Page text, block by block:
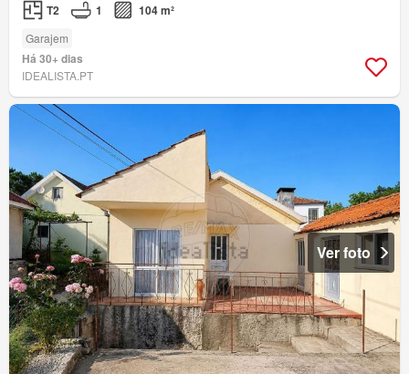
T2 1 104 m²
Garajem
Há 30+ dias
IDEALISTA.PT
Ver foto